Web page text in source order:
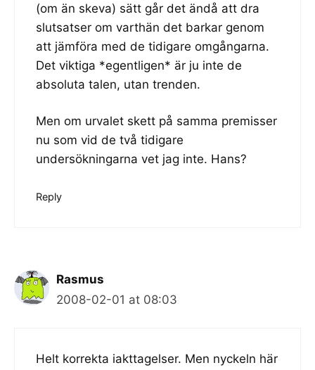
(om än skeva) sätt går det ändå att dra
slutsatser om varthän det barkar genom
att jämföra med de tidigare omgångarna.
Det viktiga *egentligen* är ju inte de
absoluta talen, utan trenden.
Men om urvalet skett på samma premisser
nu som vid de två tidigare
undersökningarna vet jag inte. Hans?
Reply
Rasmus
2008-02-01 at 08:03
Helt korrekta iakttagelser. Men nyckeln här